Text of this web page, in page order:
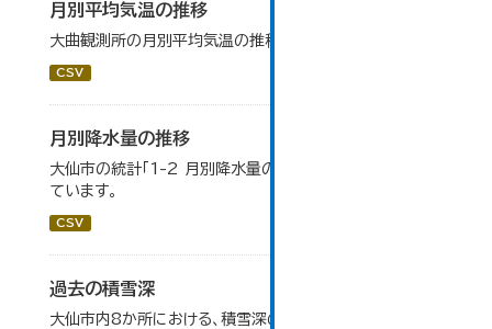
月別平均気温の推移
大曲観測所の月別平均気温の推移一覧です。
CSV
月別降水量の推移
大仙市の統計「1-2 月別降水量の推移」のデータを参照し
ています。
CSV
過去の積雪深
大仙市内8か所における、積雪深の一覧（平成17年度以